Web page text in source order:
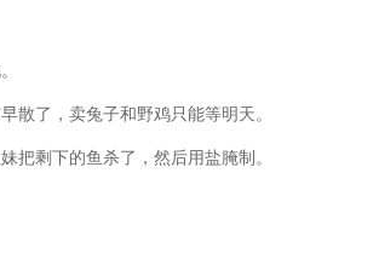
散了，卖兔子和野鸡只能等明天。
把剩下的鱼杀了，然后用盐腌制。